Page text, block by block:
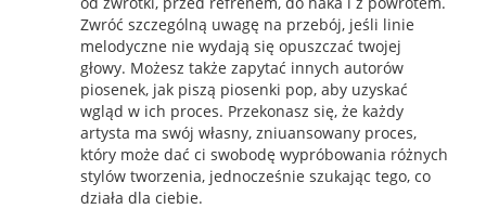
Zwróć szczególną uwagę na przebój, jeśli linie
melodyczne nie wydają się opuszczać twojej
głowy. Możesz także zapytać innych autorów
piosenek, jak piszą piosenki pop, aby uzyskać
wgląd w ich proces. Przekonasz się, że każdy
artysta ma swój własny, zniuansowany proces,
który może dać ci swobodę wypróbowania różnych
stylów tworzenia, jednocześnie szukając tego, co
działa dla ciebie.